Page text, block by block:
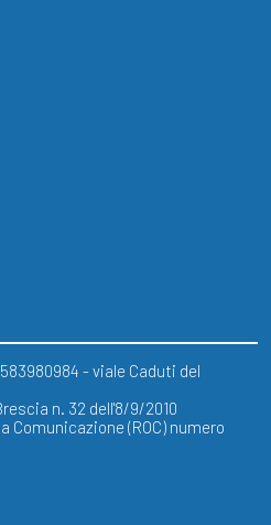
- viale Caduti del
n. 32 dell'8/9/2010
Comunicazione (ROC) numero